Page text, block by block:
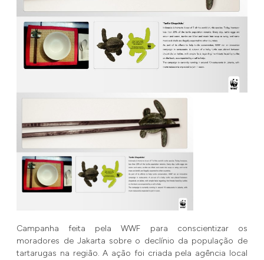
Campanha feita pela WWF para conscientizar os
moradores de Jakarta sobre o declínio da população de
tartarugas na região. A ação foi criada pela agência local